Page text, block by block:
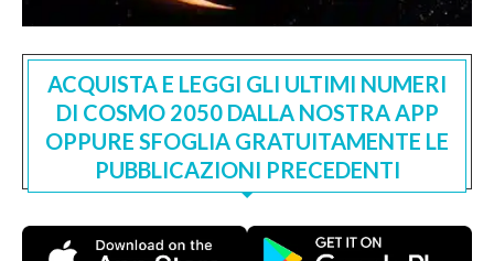
ACQUISTA E LEGGI GLI ULTIMI NUMERI
DI COSMO 2050 DALLA NOSTRA APP
OPPURE SFOGLIA GRATUITAMENTE LE
PUBBLICAZIONI PRECEDENTI